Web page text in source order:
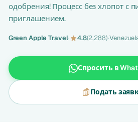
одобрения! Процесс без хлопот с
приглашением.
Green Apple Travel· 4.8(2,288)·
Спросить в
Подать